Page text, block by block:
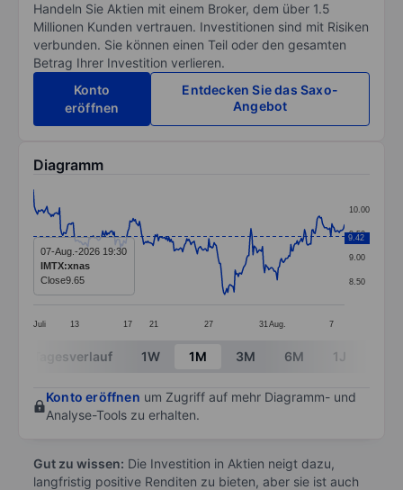
Handeln Sie Aktien mit einem Broker, dem über 1.5
Millionen Kunden vertrauen. Investitionen sind mit Risiken
verbunden. Sie können einen Teil oder den gesamten
Betrag Ihrer Investition verlieren.
Konto
eröffnen
Entdecken Sie das Saxo-
Angebot
Diagramm
Line chart with 297 data points.
The chart has 1 X axis displaying categories.
The chart has 1 Y axis displaying values. Data ranges
Juli 13 17 21 27 31 Aug. 7
8.50
9.00
9.50
10.00
9.42
07-Aug.-2026 19:30
IMTX:xnas
Close9.65
End of interactive chart.
Tagesverlauf 1W 1M 3M 6M 1J
Konto eröffnen um Zugriff auf mehr Diagramm- und
Analyse-Tools zu erhalten.
Gut zu wissen: Die Investition in Aktien neigt dazu,
langfristig positive Renditen zu bieten, aber sie ist auch